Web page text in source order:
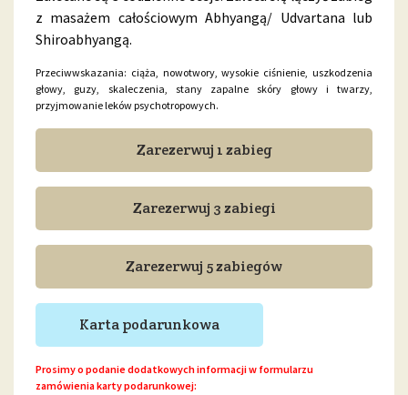
z masażem całościowym Abhyangą/ Udvartana lub
Shiroabhyangą.
Przeciwwskazania: ciąża, nowotwory, wysokie ciśnienie, uszkodzenia
głowy, guzy, skaleczenia, stany zapalne skóry głowy i twarzy,
przyjmowanie leków psychotropowych.
Zarezerwuj 1 zabieg
Zarezerwuj 3 zabiegi
Zarezerwuj 5 zabiegów
Karta podarunkowa
Prosimy o podanie dodatkowych informacji w formularzu
zamówienia karty podarunkowej: